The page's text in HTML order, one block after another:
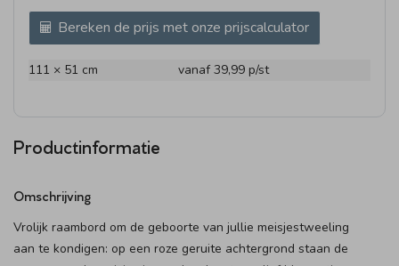
Bereken de prijs met onze prijscalculator
111 × 51 cm vanaf 39,99 p/st
Productinformatie
Omschrijving
Vrolijk raambord om de geboorte van jullie meisjestweeling
aan te kondigen: op een roze geruite achtergrond staan de